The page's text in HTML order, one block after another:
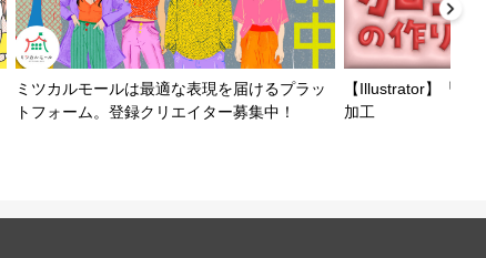
ミツカルモールは最適な表現を届けるプラッ
トフォーム。登録クリエイター募集中！
【Illustrator】「3D
加工